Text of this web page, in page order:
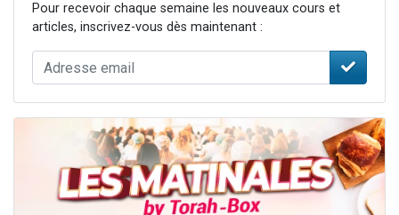
Pour recevoir chaque semaine les nouveaux cours et
articles, inscrivez-vous dès maintenant :